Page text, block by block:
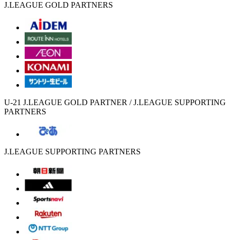
J.LEAGUE GOLD PARTNERS
U-21 J.LEAGUE GOLD PARTNER / J.LEAGUE SUPPORTING
PARTNERS
J.LEAGUE SUPPORTING PARTNERS